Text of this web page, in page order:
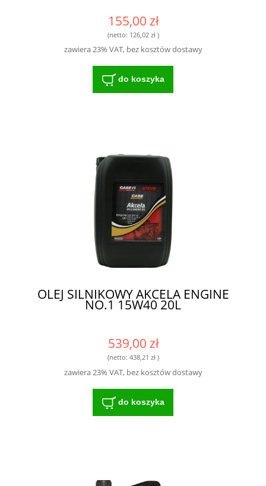
155,00 zł
(netto: 126,02 zł)
zawiera 23% VAT, bez kosztów dostawy
do koszyka
OLEJ SILNIKOWY AKCELA ENGINE
NO.1 15W40 20L
539,00 zł
(netto: 438,21 zł)
zawiera 23% VAT, bez kosztów dostawy
do koszyka